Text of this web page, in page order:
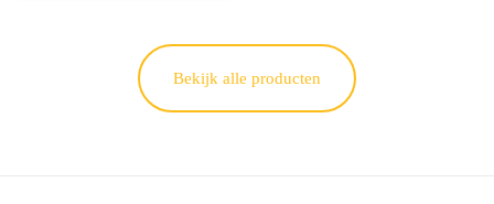
Bekijk alle producten